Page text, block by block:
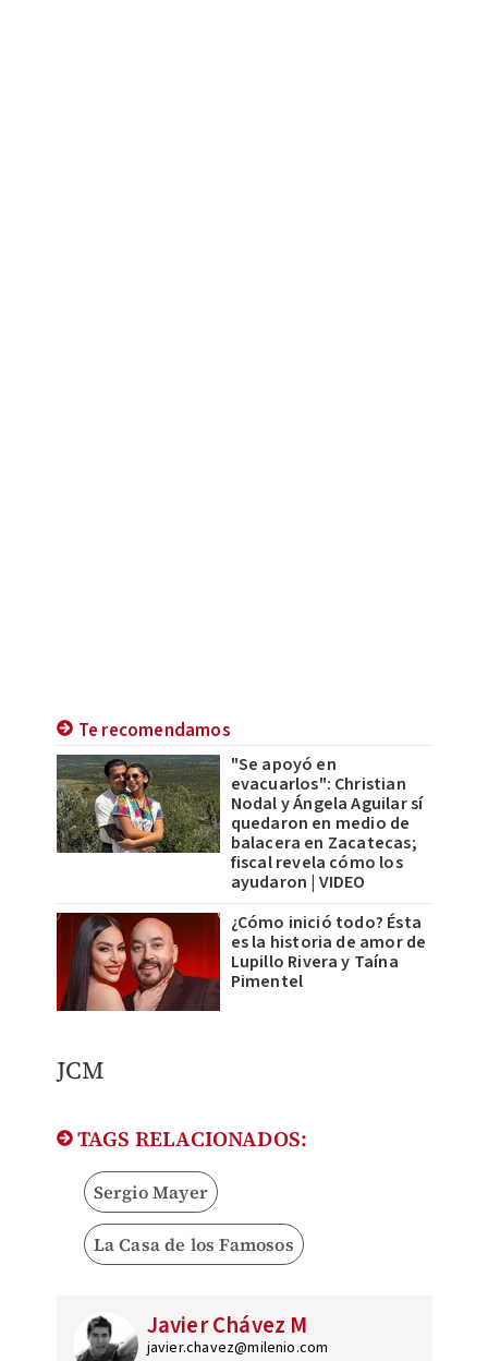
Te recomendamos
"Se apoyó en
evacuarlos": Christian
Nodal y Ángela Aguilar sí
quedaron en medio de
balacera en Zacatecas;
fiscal revela cómo los
ayudaron | VIDEO
¿Cómo inició todo? Ésta
es la historia de amor de
Lupillo Rivera y Taína
Pimentel
JCM​
TAGS RELACIONADOS:
Sergio Mayer
La Casa de los Famosos
Javier Chávez M
javier.chavez@milenio.com